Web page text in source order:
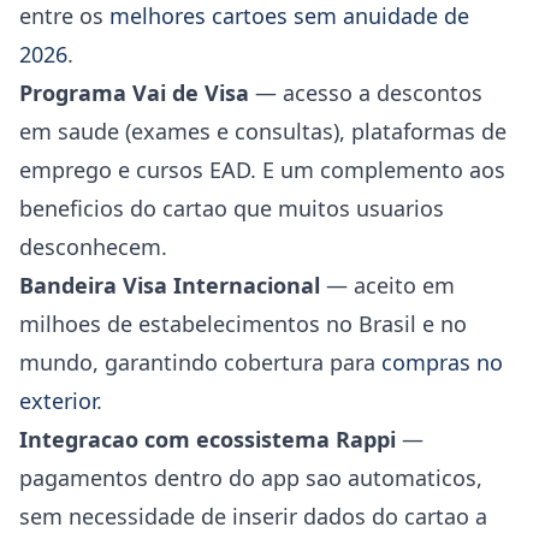
entre os melhores cartoes sem anuidade de
2026.
Programa Vai de Visa — acesso a descontos
em saude (exames e consultas), plataformas de
emprego e cursos EAD. E um complemento aos
beneficios do cartao que muitos usuarios
desconhecem.
Bandeira Visa Internacional — aceito em
milhoes de estabelecimentos no Brasil e no
mundo, garantindo cobertura para compras no
exterior.
Integracao com ecossistema Rappi —
pagamentos dentro do app sao automaticos,
sem necessidade de inserir dados do cartao a